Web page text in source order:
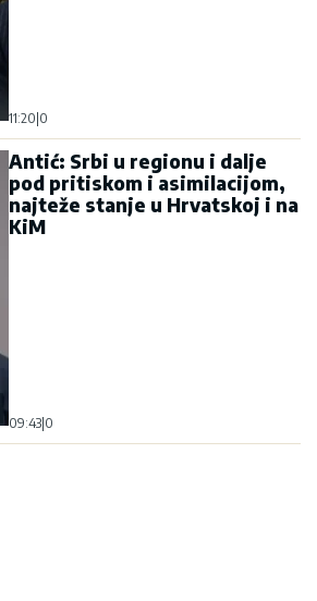
11:20 0
Antić: Srbi u regionu i dalje
pod pritiskom i asimilacijom,
najteže stanje u Hrvatskoj i na
KiM
09:43 0